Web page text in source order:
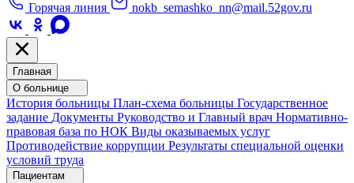
Горячая линия
nokb_semashko_nn@mail.52gov.ru
Главная
О больнице
История больницы План-схема больницы Государственное
задание Документы Руководство и Главный врач Нормативно-
правовая база по НОК Виды оказываемых услуг
Противодействие коррупции Результаты специальной оценки
условий труда
Пациентам